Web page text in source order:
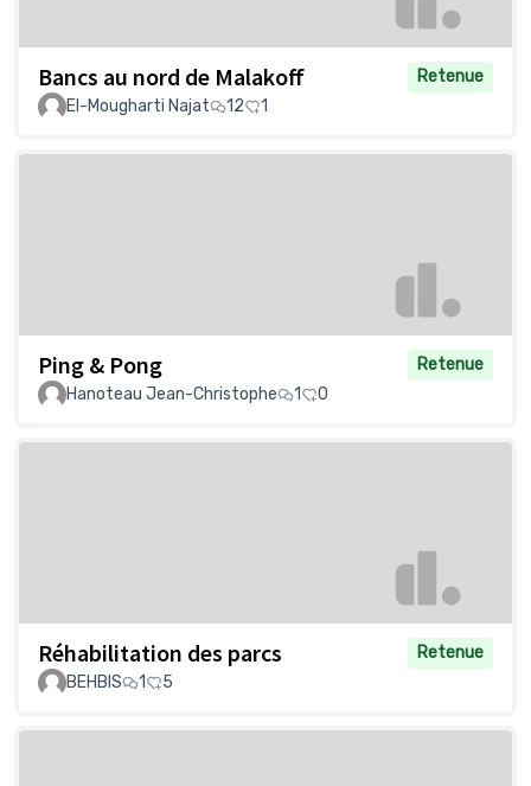
Bancs au nord de Malakoff
Retenue
El-Mougharti Najat
12 1
Ping & Pong
Retenue
Hanoteau Jean-Christophe
1 0
Réhabilitation des parcs
Retenue
BEHBIS
1 5